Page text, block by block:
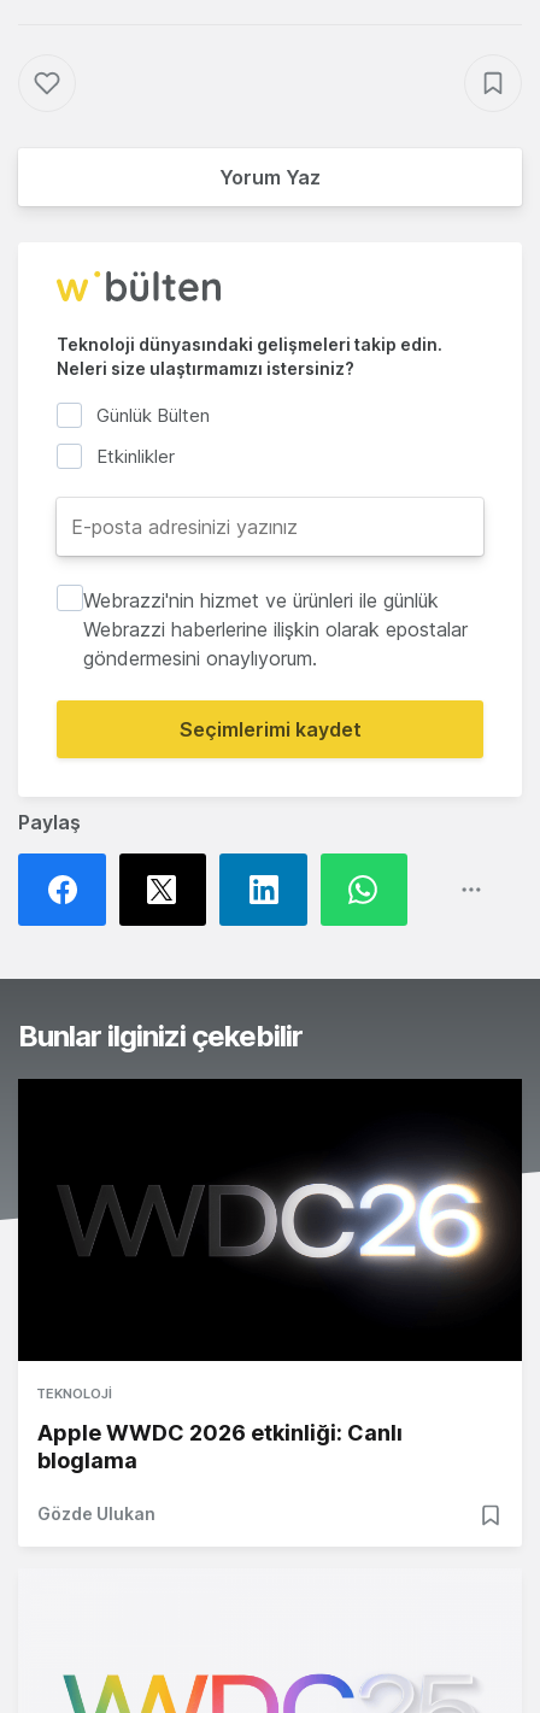
Paylaş
Yorum Yaz
Teknoloji dünyasındaki gelişmeleri takip edin.
Neleri size ulaştırmamızı istersiniz?
Günlük Bülten
Etkinlikler
Webrazzi'nin hizmet ve ürünleri ile günlük
Webrazzi haberlerine ilişkin olarak epostalar
göndermesini onaylıyorum.
Seçimlerimi kaydet
Bunlar ilginizi çekebilir
TEKNOLOJI
Apple WWDC 2026 etkinliği: Canlı
bloglama
Gözde Ulukan